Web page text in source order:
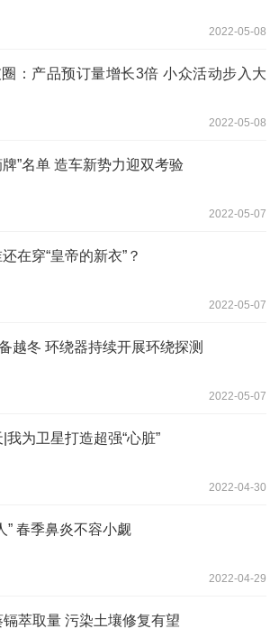
2022-05-08
圈：产品预订量增长3倍 小众活动步入大
2022-05-08
牌”名单 造车新势力迎双考验
2022-05-07
在穿“皇帝的新衣”？
2022-05-07
越冬 环绕器持续开展环绕探测
2022-05-07
为卫星打造超强“心脏”
2022-04-30
” 春季鼻炎不容小觑
2022-04-29
萃取量 污染土壤修复有望